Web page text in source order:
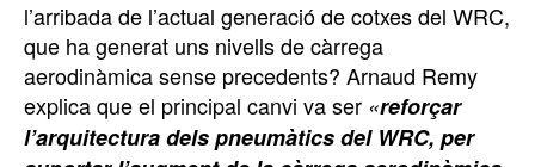
l’arribada de l’actual generació de cotxes del WRC,
que ha generat uns nivells de càrrega
aerodinàmica sense precedents? Arnaud Remy
explica que el principal canvi va ser «reforçar
l’arquitectura dels pneumàtics del WRC, per